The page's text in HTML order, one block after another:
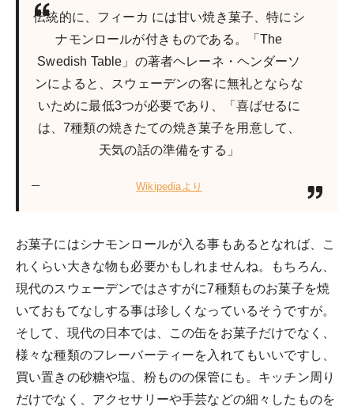
伝統的に、フィーカ には甘い焼き菓子、特にシ
ナモンロールが付きものである。「The
Swedish Table」の著者ヘレーネ・ヘンダーソ
ンによると、スウェーデンの客に無礼とならな
いために最低3つが必要であり、「喜ばせるに
は、7種類の焼きたての焼き菓子を用意して、
天気の話の準備をする」
Wikipediaより
お菓子にはシナモンロールが入る事もあるとなれば、こ
れくらい大きな物も必要かもしれませんね。もちろん、
現代のスウェーデンではさすがに7種類ものお菓子を焼
いておもてなしする事は珍しくなっているそうですが。
そして、現代の日本では、この缶をお菓子だけでなく、
様々な種類のフレーバーティーを入れてもいいですし、
買い置きの砂糖や塩、粉ものの保管にも。キッチン周り
だけでなく、アクセサリーや手芸などの細々したものを